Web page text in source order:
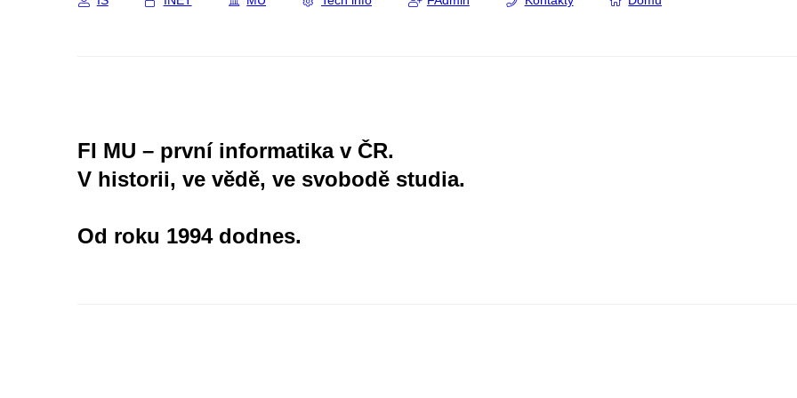
FI MU – první informatika v ČR.
V historii, ve vědě, ve svobodě studia.
Od roku 1994 dodnes.